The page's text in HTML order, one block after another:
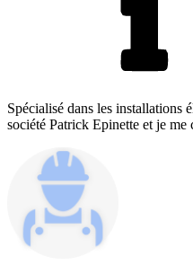
Spécialisé dans les installations
société Patrick Epinette et je me